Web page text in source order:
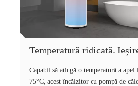
Temperatură ridicată.
Capabil să atingă o temperatură a apei
75°C, acest încălzitor cu pompă de